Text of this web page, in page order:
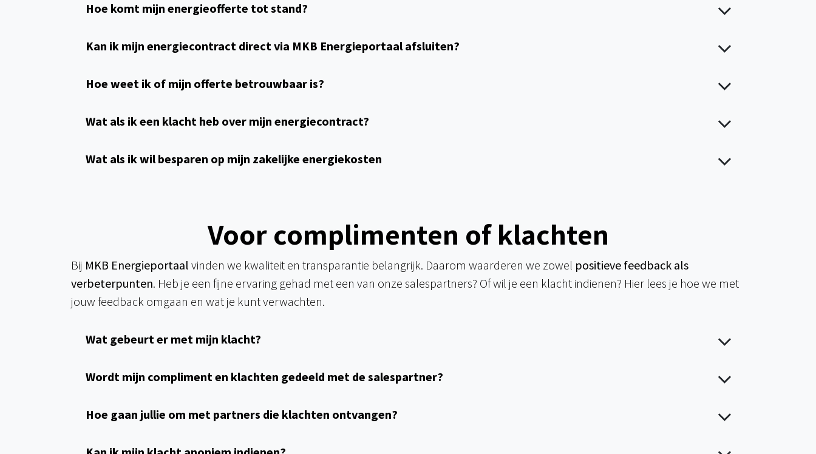
Hoe komt mijn energieofferte tot stand?
Kan ik mijn energiecontract direct via MKB Energieportaal afsluiten?
Hoe weet ik of mijn offerte betrouwbaar is?
Wat als ik een klacht heb over mijn energiecontract?
Wat als ik wil besparen op mijn zakelijke energiekosten
Voor complimenten of klachten
Bij MKB Energieportaal vinden we kwaliteit en transparantie belangrijk. Daarom waarderen we zowel positieve feedback als
verbeterpunten. Heb je een fijne ervaring gehad met een van onze salespartners? Of wil je een klacht indienen? Hier lees je hoe we met
jouw feedback omgaan en wat je kunt verwachten.
Wat gebeurt er met mijn klacht?​
Wordt mijn compliment en klachten gedeeld met de salespartner?
Hoe gaan jullie om met partners die klachten ontvangen?